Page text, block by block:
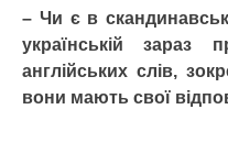
– Чи є в
українській зараз
англійських слів,
вони мають свої